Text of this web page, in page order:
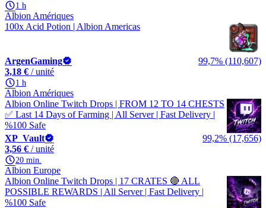
1 h
Albion Amériques
100x Acid Potion | Albion Americas
ArgenGaming
99,7% (110,607)
3,18 € / unité
1 h
Albion Amériques
Albion Online Twitch Drops | FROM 12 TO 14 CHESTS
✅ Last 14 Days of Farming | All Server | Fast Delivery |
%100 Safe
XP_Vault
99,2% (17,656)
3,56 € / unité
20 min.
Albion Europe
Albion Online Twitch Drops | 17 CRATES 🔴 ALL
POSSIBLE REWARDS | All Server | Fast Delivery |
%100 Safe